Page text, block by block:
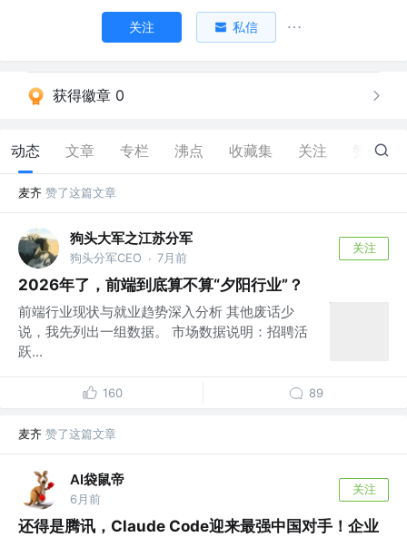
关注 私信
获得徽章 0
动态 文章 专栏 沸点 收藏集 关注 9
麦齐 赞了这篇文章
狗头大军之江苏分军
狗头分军CEO · 7月前
关注
2026年了，前端到底算不算“夕阳行业”？
前端行业现状与就业趋势深入分析 其他废话少
说，我先列出一组数据。 市场数据说明：招聘活
跃...
160 89
麦齐 赞了这篇文章
AI袋鼠帝
6月前
关注
还得是腾讯，Claude Code迎来最强中国对手！企业